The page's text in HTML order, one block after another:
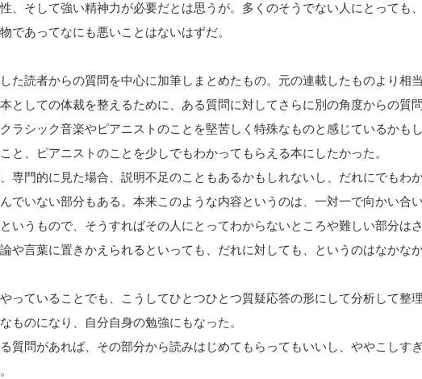
、そして強い精神力が必要だとは思うが。多くのそうでない人にとっても
であってなにも悪いことはないはずだ。
た読者からの質問を中心に加筆しまとめたもの。元の連載したものより相
としての体裁を整えるために、ある質問に対してさらに別の角度からの質
ラシック音楽やピアニストのことを堅苦しく特殊なものと感じているかも
と、ピアニストのことを少しでもわかってもらえる本にしたかった。
専門的に見た場合、説明不足のこともあるかもしれないし、だれにでもわ
でいない部分もある。本来このような内容というのは、一対一で向かい合
いうもので、そうすればその人にとってわからないところや難しい部分は
や言葉に置きかえられるといっても、だれに対しても、というのはなかな
っていることでも、こうしてひとつひとつ質疑応答の形にして分析して整
ものになり、自分自身の勉強にもなった。
質問があれば、その部分から読みはじめてもらってもいいし、ややこしす